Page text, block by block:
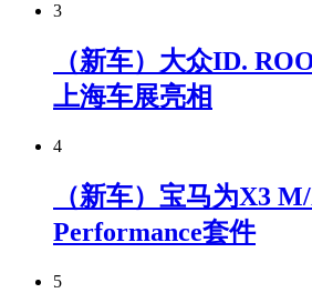
3
（新车）大众ID.
上海车展亮相
4
（新车）宝马为X3
Performance套件
5